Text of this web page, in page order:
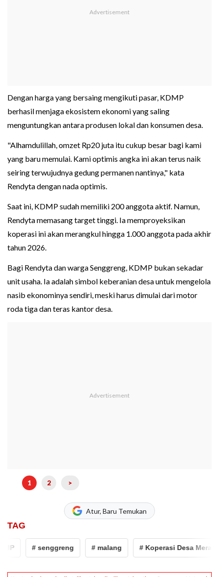
Dengan harga yang bersaing mengikuti pasar, KDMP
berhasil menjaga ekosistem ekonomi yang saling
menguntungkan antara produsen lokal dan konsumen desa.
"Alhamdulillah, omzet Rp20 juta itu cukup besar bagi kami
yang baru memulai. Kami optimis angka ini akan terus naik
seiring terwujudnya gedung permanen nantinya," kata
Rendyta dengan nada optimis.
Saat ini, KDMP sudah memiliki 200 anggota aktif. Namun,
Rendyta memasang target tinggi. Ia memproyeksikan
koperasi ini akan merangkul hingga 1.000 anggota pada akhir
tahun 2026.
Bagi Rendyta dan warga Senggreng, KDMP bukan sekadar
unit usaha. Ia adalah simbol keberanian desa untuk mengelola
nasib ekonominya sendiri, meski harus dimulai dari motor
roda tiga dan teras kantor desa.
1 2 >
Atur, Baru Temukan
TAG
# senggreng # malang # Koperasi Desa Merah